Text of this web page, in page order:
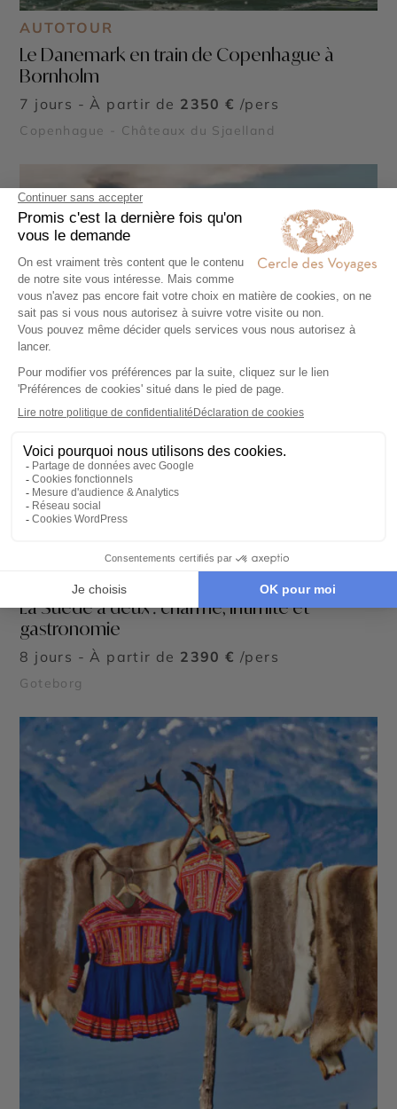
AUTOTOUR
Le Danemark en train de Copenhague à
Bornholm
7 jours - À partir de 2350 € /pers
Copenhague - Châteaux du Sjaelland
AUTOTOUR
La Suède à deux : charme, intimité et
gastronomie
8 jours - À partir de 2390 € /pers
Goteborg